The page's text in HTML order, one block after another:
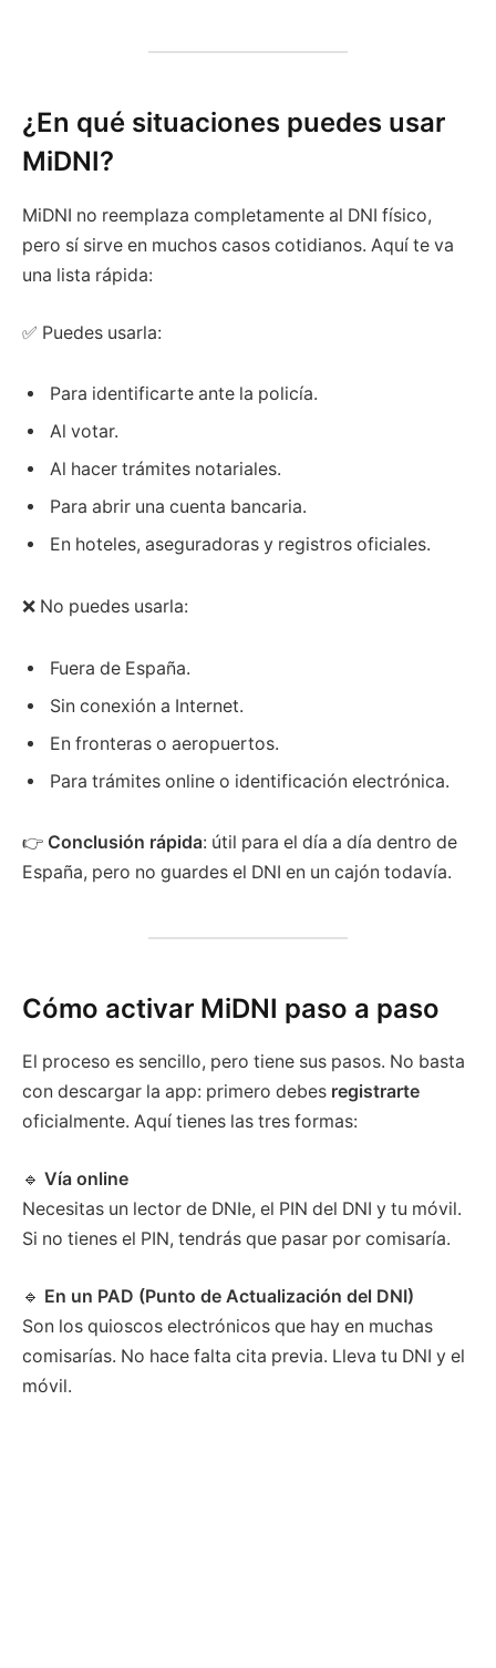
¿En qué situaciones puedes usar
MiDNI?
MiDNI no reemplaza completamente al DNI físico,
pero sí sirve en muchos casos cotidianos. Aquí te va
una lista rápida:
✅ Puedes usarla:
Para identificarte ante la policía.
Al votar.
Al hacer trámites notariales.
Para abrir una cuenta bancaria.
En hoteles, aseguradoras y registros oficiales.
❌ No puedes usarla:
Fuera de España.
Sin conexión a Internet.
En fronteras o aeropuertos.
Para trámites online o identificación electrónica.
👉 Conclusión rápida: útil para el día a día dentro de
España, pero no guardes el DNI en un cajón todavía.
Cómo activar MiDNI paso a paso
El proceso es sencillo, pero tiene sus pasos. No basta
con descargar la app: primero debes registrarte
oficialmente. Aquí tienes las tres formas:
🔹 Vía online
Necesitas un lector de DNIe, el PIN del DNI y tu móvil.
Si no tienes el PIN, tendrás que pasar por comisaría.
🔹 En un PAD (Punto de Actualización del DNI)
Son los quioscos electrónicos que hay en muchas
comisarías. No hace falta cita previa. Lleva tu DNI y el
móvil.